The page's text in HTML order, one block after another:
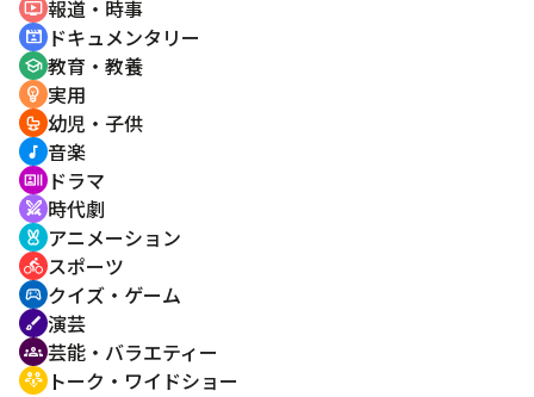
ondemand_video 報道・時事
cinematic_blur ドキュメンタリー
school 教育・教養
emoji_objects 実用
crib 幼児・子供
music_note 音楽
recent_actors ドラマ
swords 時代劇
cruelty_free アニメーション
directions_bike スポーツ
sports_esports クイズ・ゲーム
brush 演芸
groups 芸能・バラエティー
adaptive_audio_mic トーク・ワイドショー